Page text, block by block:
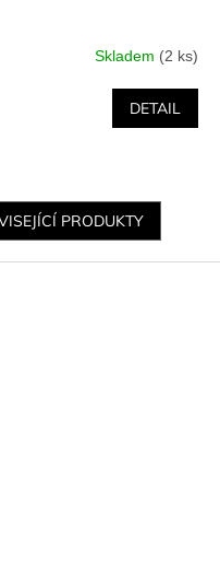
Skladem (2 ks)
DETAIL
PRODUKTY